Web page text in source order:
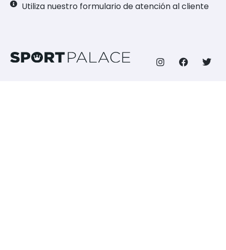
Utiliza nuestro formulario de atención al cliente